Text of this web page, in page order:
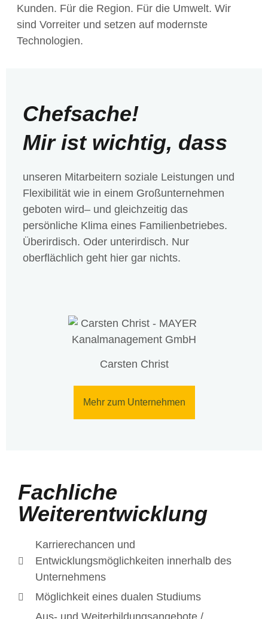
Kunden. Für die Region. Für die Umwelt. Wir
sind Vorreiter und setzen auf modernste
Technologien.
Chefsache!
Mir ist wichtig, dass
unseren Mitarbeitern soziale Leistungen und
Flexibilität wie in einem Großunternehmen
geboten wird– und gleichzeitig das
persönliche Klima eines Familienbetriebes.
Überirdisch. Oder unterirdisch. Nur
oberflächlich geht hier gar nichts.
Carsten Christ
Mehr zum Unternehmen
Fachliche
Weiterentwicklung
Karrierechancen und
Entwicklungsmöglichkeiten innerhalb des
Unternehmens
Möglichkeit eines dualen Studiums
Aus- und Weiterbildungsangebote /